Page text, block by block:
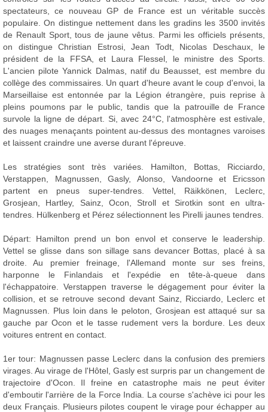
spectateurs, ce nouveau GP de France est un véritable succès
populaire. On distingue nettement dans les gradins les 3500 invités
de Renault Sport, tous de jaune vêtus. Parmi les officiels présents,
on distingue Christian Estrosi, Jean Todt, Nicolas Deschaux, le
président de la FFSA, et Laura Flessel, le ministre des Sports.
L'ancien pilote Yannick Dalmas, natif du Beausset, est membre du
collège des commissaires. Un quart d'heure avant le coup d'envoi, la
Marseillaise est entonnée par la Légion étrangère, puis reprise à
pleins poumons par le public, tandis que la patrouille de France
survole la ligne de départ. Si, avec 24°C, l'atmosphère est estivale,
des nuages menaçants pointent au-dessus des montagnes varoises
et laissent craindre une averse durant l'épreuve.
Les stratégies sont très variées. Hamilton, Bottas, Ricciardo,
Verstappen, Magnussen, Gasly, Alonso, Vandoorne et Ericsson
partent en pneus super-tendres. Vettel, Räikkönen, Leclerc,
Grosjean, Hartley, Sainz, Ocon, Stroll et Sirotkin sont en ultra-
tendres. Hülkenberg et Pérez sélectionnent les Pirelli jaunes tendres.
Départ: Hamilton prend un bon envol et conserve le leadership.
Vettel se glisse dans son sillage sans devancer Bottas, placé à sa
droite. Au premier freinage, l'Allemand monte sur ses freins,
harponne le Finlandais et l'expédie en tête-à-queue dans
l'échappatoire. Verstappen traverse le dégagement pour éviter la
collision, et se retrouve second devant Sainz, Ricciardo, Leclerc et
Magnussen. Plus loin dans le peloton, Grosjean est attaqué sur sa
gauche par Ocon et le tasse rudement vers la bordure. Les deux
voitures entrent en contact.
1er tour: Magnussen passe Leclerc dans la confusion des premiers
virages. Au virage de l'Hôtel, Gasly est surpris par un changement de
trajectoire d'Ocon. Il freine en catastrophe mais ne peut éviter
d'emboutir l'arrière de la Force India. La course s'achève ici pour les
deux Français. Plusieurs pilotes coupent le virage pour échapper au